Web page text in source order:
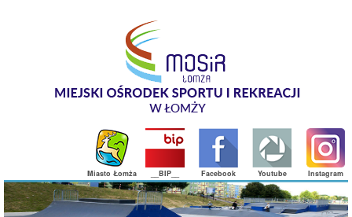
Instagram
Youtube
Facebook
__BIP__
Miasto Łomża